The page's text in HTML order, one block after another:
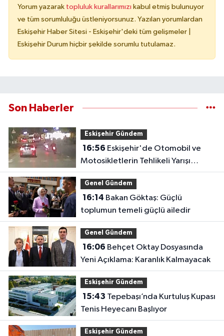
Yorum yazarak topluluk kurallarımızı kabul etmiş bulunuyor
ve tüm sorumluluğu üstleniyorsunuz. Yazılan yorumlardan
Eskişehir Haber Sitesi - Eskişehir'deki tüm gelişmeler |
Eskişehir Durum hiçbir şekilde sorumlu tutulamaz.
Son Haberler
Eskişehir Gündem
16:56
Motosikletlerin Tehlikeli Yarışı
Kamerada
Genel Gündem
16:14
toplumun temeli güçlü ailedir
Genel Gündem
16:06
Yeni Açıklama: Karanlık Kalmayacak
Eskişehir Gündem
15:43
Tenis Heyecanı Başlıyor
Eskişehir Gündem